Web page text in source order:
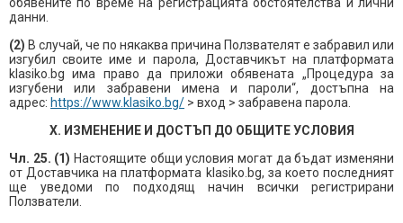
данни.
(2) В случай, че по някаква причина Ползвателят е забравил или
изгубил своите име и парола, Доставчикът на платформата
klasiko.bg има право да приложи обявената „Процедура за
изгубени или забравени имена и пароли“, достъпна на
адрес: https://www.klasiko.bg/ > вход > забравена парола.
X. ИЗМЕНЕНИЕ И ДОСТЪП ДО ОБЩИТЕ УСЛОВИЯ
Чл. 25. (1) Настоящите общи условия могат да бъдат изменяни
от Доставчика на платформата klasiko.bg, за което последният
ще уведоми по подходящ начин всички регистрирани
Ползватели.